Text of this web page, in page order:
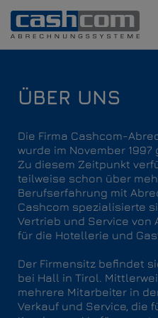
ÜBER UNS
Die Firma Cashcom-
wurde im November 1997
Zu diesem Zeitpunkt
teilweise schon über
Berufserfahrung mit
Cashcom spezialisierte
Vertrieb und Service
für die Hotellerie und
Der Firmensitz befindet
bei Hall in Tirol.
mehrere Mitarbeiter in
Verkauf und Service, die